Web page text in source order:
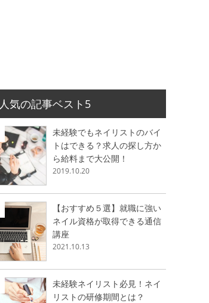
人気の記事ベスト5
未経験でもネイリストのバイ
トはできる？求人の探し方か
ら給料まで大公開！
2019.10.20
【おすすめ５選】就職に強い
ネイル資格が取得できる通信
講座
2021.10.13
未経験ネイリスト必見！ネイ
リストの研修期間とは？